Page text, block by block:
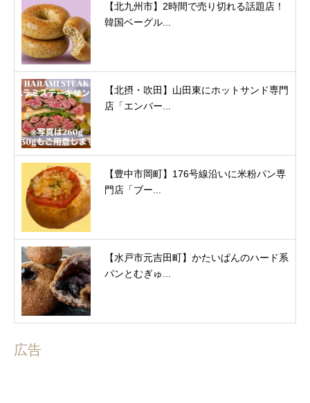
【北九州市】2時間で売り切れる話題店！
韓国ベーグル...
【北摂・吹田】山田東にホットサンド専門
店「エンバー...
【豊中市岡町】176号線沿いに米粉パン専
門店「ブー...
【水戸市元吉田町】かたいぱんのハード系
パンとむぎゅ...
広告